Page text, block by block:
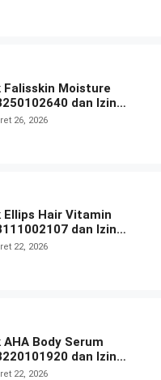
Falisskin Moisture
dan Izin
26, 2026
Ellips Hair Vitamin
dan Izin
22, 2026
AHA Body Serum
dan Izin
22, 2026